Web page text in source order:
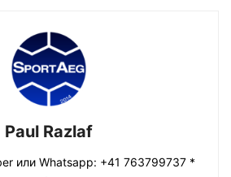
Paul Razlaf
или Whatsapp: +41 763799737 *